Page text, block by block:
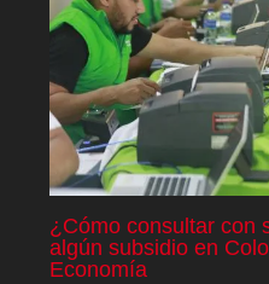
¿Cómo consultar con
algún subsidio en
Economía